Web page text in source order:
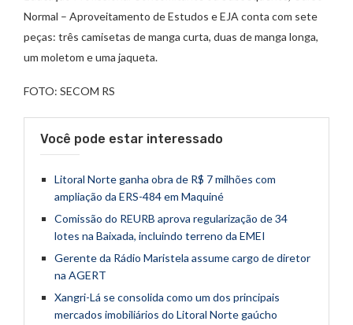
Normal – Aproveitamento de Estudos e EJA conta com sete
peças: três camisetas de manga curta, duas de manga longa,
um moletom e uma jaqueta.
FOTO: SECOM RS
Você pode estar interessado
Litoral Norte ganha obra de R$ 7 milhões com
ampliação da ERS-484 em Maquiné
Comissão do REURB aprova regularização de 34
lotes na Baixada, incluindo terreno da EMEI
Gerente da Rádio Maristela assume cargo de diretor
na AGERT
Xangri-Lá se consolida como um dos principais
mercados imobiliários do Litoral Norte gaúcho